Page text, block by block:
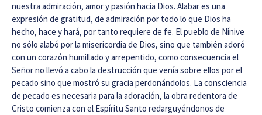
nuestra admiración, amor y pasión hacia Dios. Alabar es una
expresión de gratitud, de admiración por todo lo que Dios ha
hecho, hace y hará, por tanto requiere de fe. El pueblo de Nínive
no sólo alabó por la misericordia de Dios, sino que también adoró
con un corazón humillado y arrepentido, como consecuencia el
Señor no llevó a cabo la destrucción que venía sobre ellos por el
pecado sino que mostró su gracia perdonándolos. La consciencia
de pecado es necesaria para la adoración, la obra redentora de
Cristo comienza con el Espíritu Santo redarguyéndonos de